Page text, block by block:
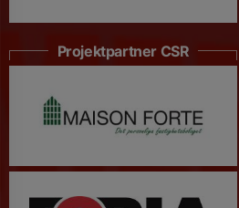
Projektpartner CSR